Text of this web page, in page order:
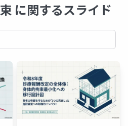
に関するスライド